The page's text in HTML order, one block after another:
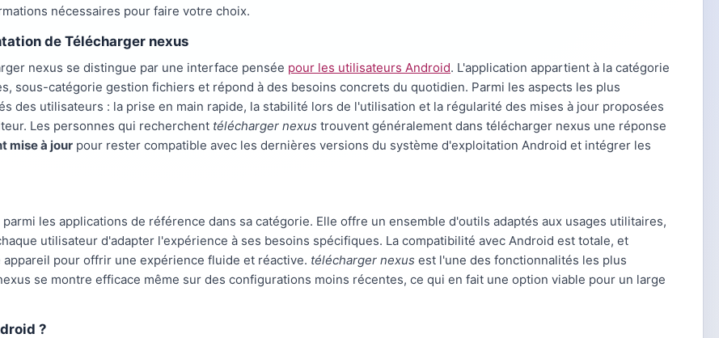
nécessaires pour faire votre choix.
de Télécharger nexus
nexus se distingue par une interface pensée pour les utilisateurs Android. L'application appartient à la catégorie
sous-catégorie gestion fichiers et répond à des besoins concrets du quotidien. Parmi les aspects les plus
des utilisateurs : la prise en main rapide, la stabilité lors de l'utilisation et la régularité des mises à jour proposées
Les personnes qui recherchent télécharger nexus trouvent généralement dans télécharger nexus une réponse
mise à jour pour rester compatible avec les dernières versions du système d'exploitation Android et intégrer les
parmi les applications de référence dans sa catégorie. Elle offre un ensemble d'outils adaptés aux usages utilitaires,
utilisateur d'adapter l'expérience à ses besoins spécifiques. La compatibilité avec Android est totale, et
pour offrir une expérience fluide et réactive. télécharger nexus est l'une des fonctionnalités les plus
se montre efficace même sur des configurations moins récentes, ce qui en fait une option viable pour un large
?